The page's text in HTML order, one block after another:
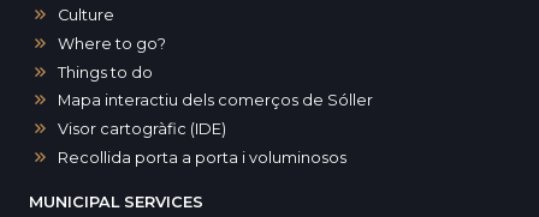
Culture
Where to go?
Things to do
Mapa interactiu dels comerços de Sóller
Visor cartogràfic (IDE)
Recollida porta a porta i voluminosos
MUNICIPAL SERVICES